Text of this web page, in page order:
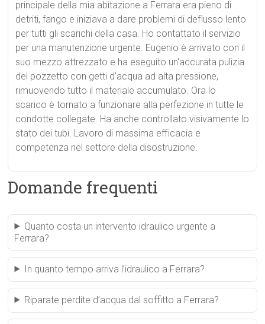
principale della mia abitazione a Ferrara era pieno di
detriti, fango e iniziava a dare problemi di deflusso lento
per tutti gli scarichi della casa. Ho contattato il servizio
per una manutenzione urgente. Eugenio è arrivato con il
suo mezzo attrezzato e ha eseguito un'accurata pulizia
del pozzetto con getti d'acqua ad alta pressione,
rimuovendo tutto il materiale accumulato. Ora lo
scarico è tornato a funzionare alla perfezione in tutte le
condotte collegate. Ha anche controllato visivamente lo
stato dei tubi. Lavoro di massima efficacia e
competenza nel settore della disostruzione.
Domande frequenti
Quanto costa un intervento idraulico urgente a
Ferrara?
In quanto tempo arriva l’idraulico a Ferrara?
Riparate perdite d’acqua dal soffitto a Ferrara?